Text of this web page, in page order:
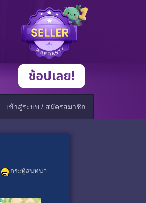
เข้าสู่ระบบ / สมัครสมาชิก
กระทู้สนทนา